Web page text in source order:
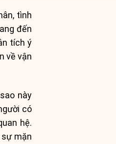
tình
đến
tích ý
về vận
này
có
hệ.
mặn